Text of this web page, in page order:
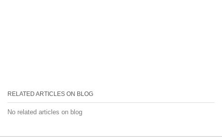
RELATED ARTICLES ON BLOG
No related articles on blog